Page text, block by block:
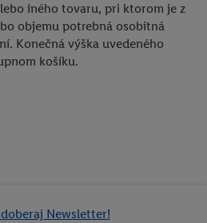
iného tovaru, pri ktorom je z
objemu potrebná osobitná
Konečná výška uvedeného
košíku.
Newsletter!
" môžete povoliť iba
Kliknutím na "Súhlasím"
na všetky vyššie uvedené účely.